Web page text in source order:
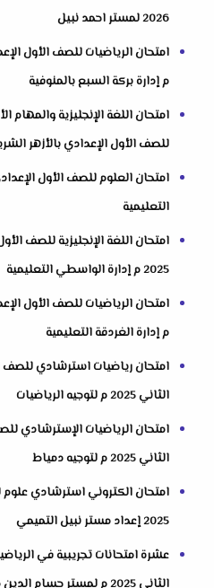
2026 لمستر احمد نبيل
م إدارة بركة السبع بالمنوفية
امتحان اللغة الإنجليزية والمهام
للصف الأول الإعدادي بالأزهر الشريف
التعليمية
امتحان اللغة الإنجليزية للصف
2025 م إدارة الواسطي التعليمية
م إدارة الغردقة التعليمية
امتحان رياضيات استرشادي للصف
الثاني 2025 م لتوجيه الرياضيات
امتحان الرياضيات الإسترشادي
الثاني 2025 م لتوجيه دمياط
امتحان الكتروني استرشادي علوم
2025 إعداد مستر نبيل التميمي
عشرة امتحانات تجريبية في
الثاني 2025 م لمستر حسام الدين محجوب